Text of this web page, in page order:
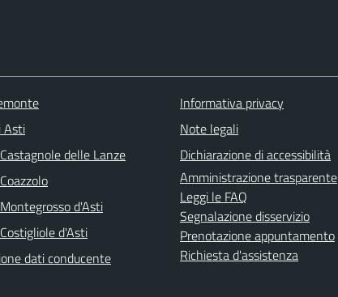
Asti
delle Lanze
d'Asti
d'Asti
dati conducente
Informativa privacy
Note legali
Dichiarazione di accessibilità
Amministrazione trasparente
Leggi le FAQ
Segnalazione disservizio
Prenotazione appuntamento
Richiesta d'assistenza